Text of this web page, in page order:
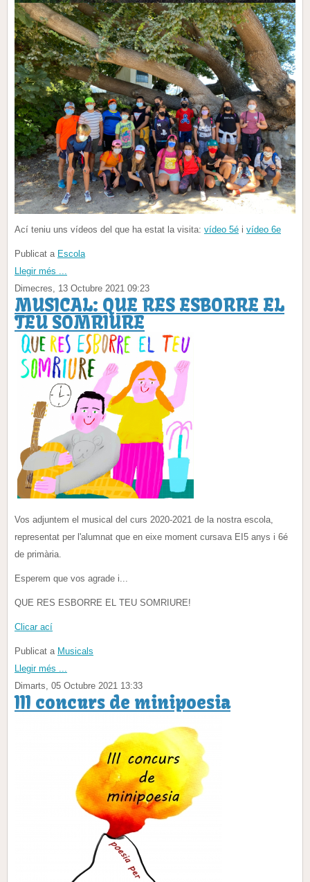
Ací teniu uns vídeos del que ha estat la visita: vídeo 5é i vídeo 6e
Publicat a Escola
Llegir més ...
Dimecres, 13 Octubre 2021 09:23
MUSICAL: QUE RES ESBORRE EL
TEU SOMRIURE
Vos adjuntem el musical del curs 2020-2021 de la nostra escola,
representat per l'alumnat que en eixe moment cursava EI5 anys i 6é
de primària.
Esperem que vos agrade i...
QUE RES ESBORRE EL TEU SOMRIURE!
Clicar ací
Publicat a Musicals
Llegir més ...
Dimarts, 05 Octubre 2021 13:33
III concurs de minipoesia